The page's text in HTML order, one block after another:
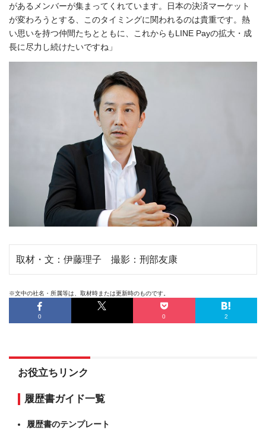
があるメンバーが集まってくれています。日本の決済マーケット
が変わろうとする、このタイミングに関われるのは貴重です。熱
い思いを持つ仲間たちとともに、これからもLINE Payの拡大・成
長に尽力し続けたいですね」
取材・文：伊藤理子 撮影：刑部友康
※文中の社名・所属等は、取材時または更新時のものです。
0 0 2
お役立ちリンク
履歴書ガイド一覧
履歴書のテンプレート